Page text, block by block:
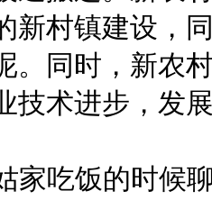
新村镇建设，
。同时，新农
技术进步，发
吃饭的时候